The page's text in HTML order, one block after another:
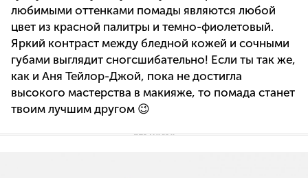
любимыми оттенками помады являются любой
цвет из красной палитры и темно-фиолетовый.
Яркий контраст между бледной кожей и сочными
губами выглядит сногсшибательно! Если ты так же,
как и Аня Тейлор-Джой, пока не достигла
высокого мастерства в макияже, то помада станет
твоим лучшим другом 😉